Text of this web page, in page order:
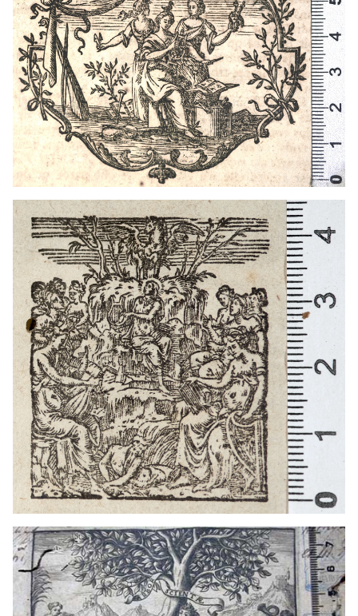
1757 - 1798 París (França)
1638 - 1673 París (França)
1646? - 1691 Lió (França)